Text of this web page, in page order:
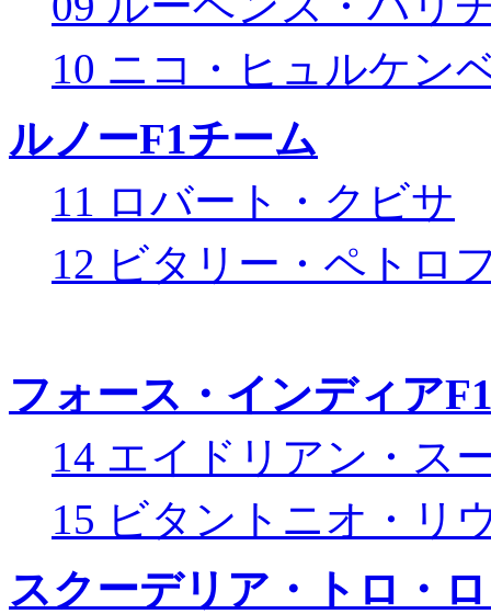
10 ニコ・ヒュルケン
ルノーF1チーム
11 ロバート・クビサ
12 ビタリー・ペトロ
フォース・インディア
14 エイドリアン・ス
15 ビタントニオ・リ
スクーデリア・トロ・